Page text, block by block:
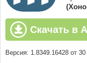
Скачать в
Версия: 1.8349.16428 от